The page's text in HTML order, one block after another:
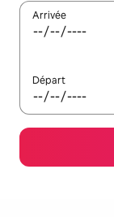
Arrivée
Départ